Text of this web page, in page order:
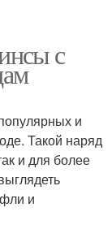
с
и
Такой наряд
и для более
и